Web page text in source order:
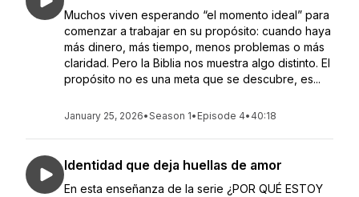
Muchos viven esperando “el momento ideal” para
comenzar a trabajar en su propósito: cuando haya
más dinero, más tiempo, menos problemas o más
claridad. Pero la Biblia nos muestra algo distinto. El
propósito no es una meta que se descubre, es...
January 25, 2026•Season 1• Episode 4• 40:18
Identidad que deja huellas de amor
En esta enseñanza de la serie ¿POR QUÉ ESTOY